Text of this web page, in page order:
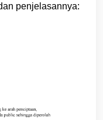
penjelasannya: